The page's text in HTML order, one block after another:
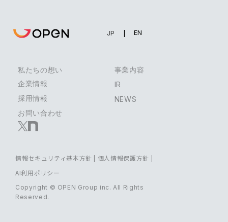
EN
JP
私たちの想い
事業内容
企業情報
IR
採用情報
NEWS
お問い合わせ
Copyright © OPEN Group inc. All Rights
Reserved.
情報セキュリティ基本方針 | 個人情報保護方針 |
AI利用ポリシー